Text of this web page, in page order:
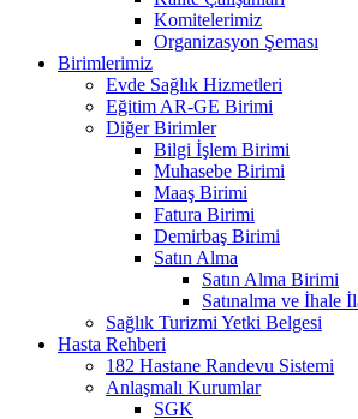
Komitelerimiz
Organizasyon Şeması
Birimlerimiz
Evde Sağlık Hizmetleri
Eğitim AR-GE Birimi
Diğer Birimler
Bilgi İşlem Birimi
Muhasebe Birimi
Maaş Birimi
Fatura Birimi
Demirbaş Birimi
Satın Alma
Satın Alma Birimi
Satınalma ve İhale
Sağlık Turizmi Yetki Belgesi
Hasta Rehberi
182 Hastane Randevu Sistemi
Anlaşmalı Kurumlar
SGK